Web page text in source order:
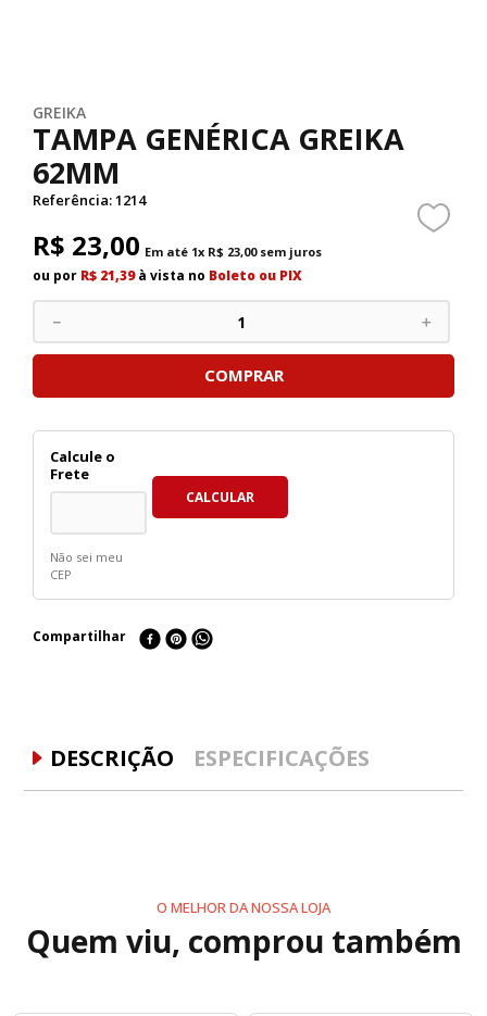
GREIKA
TAMPA GENÉRICA GREIKA
62MM
Referência:1214
R$ 23,00 Em até 1x R$ 23,00sem juros
ou por R$ 21,39à vista no Boleto ou PIX
＋
－
COMPRAR
Não sei meu
CEP
Compartilhar
DESCRIÇÃO ESPECIFICAÇÕES
O MELHOR DA NOSSA LOJA
Quem viu, comprou também